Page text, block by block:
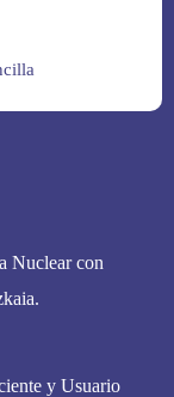
Nuclear con
y Usuario